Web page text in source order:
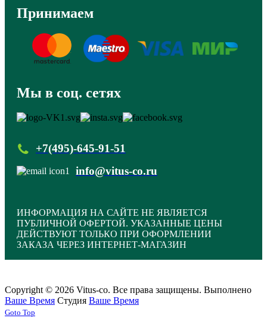
Принимаем
Мы в соц. сетях
+7(495)-645-91-51
info@vitus-co.ru
ИНФОРМАЦИЯ НА САЙТЕ НЕ ЯВЛЯЕТСЯ
ПУБЛИЧНОЙ ОФЕРТОЙ. УКАЗАННЫЕ ЦЕНЫ
ДЕЙСТВУЮТ ТОЛЬКО ПРИ ОФОРМЛЕНИИ
ЗАКАЗА ЧЕРЕЗ ИНТЕРНЕТ-МАГАЗИН
Copyright © 2026 Vitus-co. Все права защищены. Выполнено
Ваше Время Студия Ваше Время
Joomla! 3 Templates
Goto Top